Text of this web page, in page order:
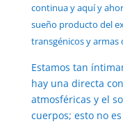
continua y aquí y
sueño producto del
transgénicos y armas
Estamos tan
hay una directa
atmosféricas y el
cuerpos; esto no